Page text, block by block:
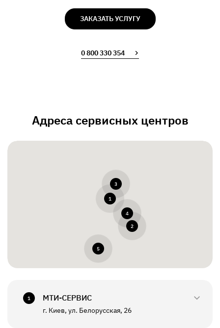
ЗАКАЗАТЬ УСЛУГУ
0 800 330 354
Адреса сервисных центров
1
2
3
4
5
1 МТИ-СЕРВИС
г. Киев, ул. Белорусская, 26